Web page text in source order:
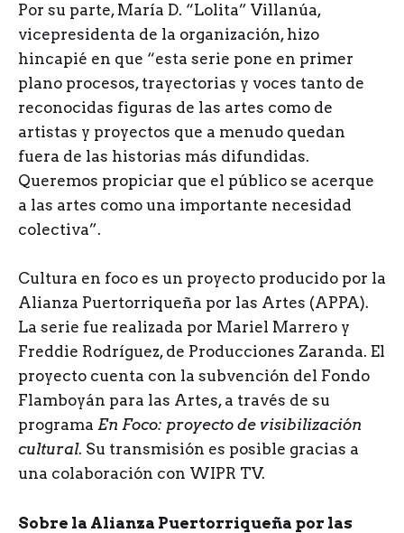
Por su parte, María D. “Lolita” Villanúa,
vicepresidenta de la organización, hizo
hincapié en que “esta serie pone en primer
plano procesos, trayectorias y voces tanto de
reconocidas figuras de las artes como de
artistas y proyectos que a menudo quedan
fuera de las historias más difundidas.
Queremos propiciar que el público se acerque
a las artes como una importante necesidad
colectiva”.
Cultura en foco es un proyecto producido por la
Alianza Puertorriqueña por las Artes (APPA).
La serie fue realizada por Mariel Marrero y
Freddie Rodríguez, de Producciones Zaranda. El
proyecto cuenta con la subvención del Fondo
Flamboyán para las Artes, a través de su
programa En Foco: proyecto de visibilización
cultural. Su transmisión es posible gracias a
una colaboración con WIPR TV.
Sobre la Alianza Puertorriqueña por las